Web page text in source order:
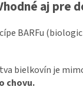
aj pre
BARFu
bielkovín je
chovu.